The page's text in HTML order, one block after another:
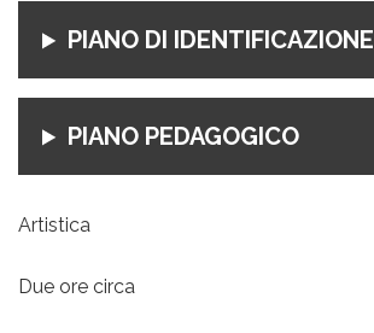
PIANO DI IDENTIFICAZIONE
PIANO PEDAGOGICO
Artistica
Due ore circa